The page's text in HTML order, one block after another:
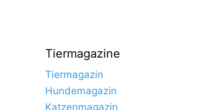
Tiermagazine
Tiermagazin
Hundemagazin
Katzenmagazin